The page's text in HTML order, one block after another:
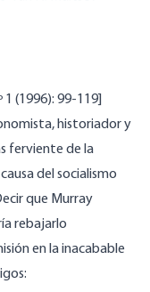
1 (1996): 99-119]
historiador y
ferviente de la
del socialismo
que Murray
rebajarlo
en la inacabable